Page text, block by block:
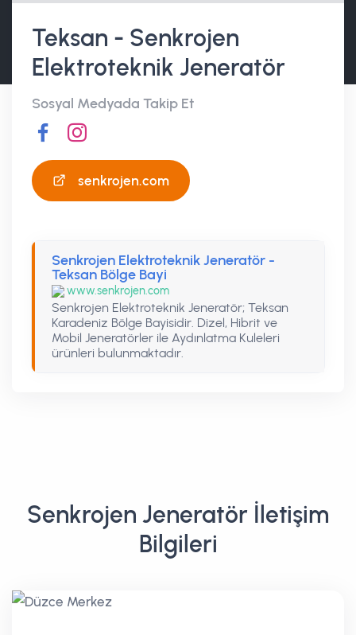
Teksan - Senkrojen
Elektroteknik Jeneratör
Sosyal Medyada Takip Et
senkrojen.com
Senkrojen Elektroteknik Jeneratör -
Teksan Bölge Bayi
www.senkrojen.com
Senkrojen Elektroteknik Jeneratör; Teksan
Karadeniz Bölge Bayisidir. Dizel, Hibrit ve
Mobil Jeneratörler ile Aydınlatma Kuleleri
ürünleri bulunmaktadır.
Senkrojen Jeneratör İletişim
Bilgileri